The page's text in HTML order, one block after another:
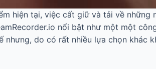
hiện tại, việc cất giữ và tải về
nổi bật như một một
nhưng, do có rất nhiều lựa chọn